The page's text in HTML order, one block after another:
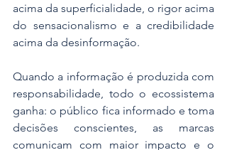
acima da superficialidade, o rigor acima
do sensacionalismo e a credibilidade
acima da desinformação.
​Quando a informação é produzida com
responsabilidade, todo o ecossistema
ganha: o público fica informado e toma
decisões conscientes, as marcas
comunicam com maior impacto e o